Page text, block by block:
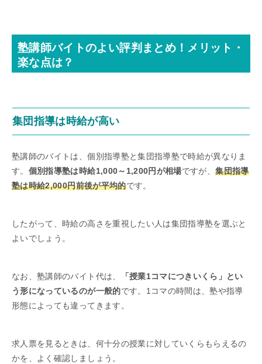
塾講師バイトのよい評判まとめ！メリット・
楽な点は？
集団指導は時給が高い
塾講師のバイトは、個別指導塾と集団指導塾で時給が異なりま
す。 個別指導塾は時給1,000～1,200円が相場ですが、集団指導
塾は時給2,000円前後が平均的です。
したがって、時給の高さを重視したい人は集団指導塾を選ぶと
よいでしょう。
なお、塾講師のバイト代は、
「授業1コマにつきいくら」とい
う形になっているのが一般的です。1コマの時間は、塾や指導
形態によっても違ってきます。
求人票を見るときは、何十分の授業に対していくらもらえるの
かを、よく確認しましょう。